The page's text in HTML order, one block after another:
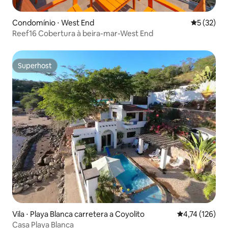
Condomínio ⋅ West End 5 de uma
5 (32)
Reef16 Cobertura à beira-mar-West End
Superhost
Superhost
Vila ⋅ Playa Blanca carretera a Coyolito 4,74 de uma
4,74 (126)
Casa Playa Blanca